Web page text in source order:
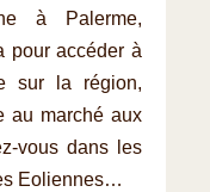
à Palerme,
pour accéder à
sur la région,
au marché aux
vous dans les
Eoliennes…